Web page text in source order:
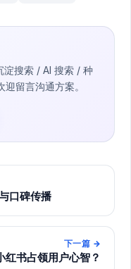
淀搜索 / AI 搜索 / 种
留言沟通方案。
口碑传播
下一篇 →
红书占领用户心智？